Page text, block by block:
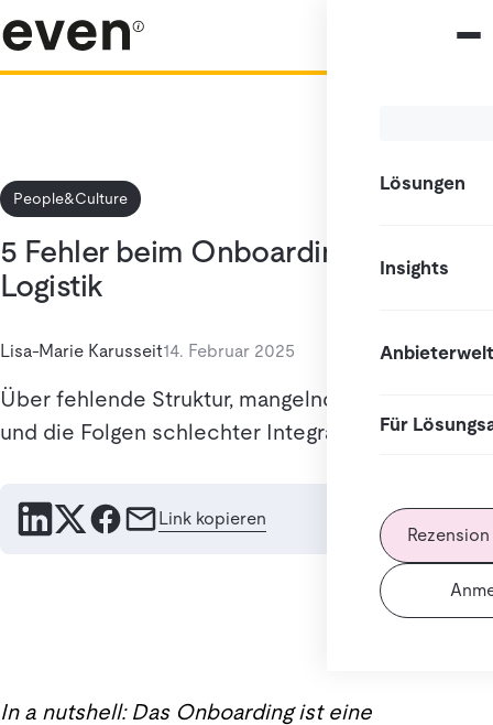
Lösungen
Insights
Anbieterwelt
Für
People&Culture
5 Fehler beim Onboarding in der
Logistik
Lisa-Marie Karusseit14. Februar 2025
Über fehlende Struktur, mangelnde Schulungen
und die Folgen schlechter Integration.
Link kopieren
In a nutshell: Das Onboarding ist eine